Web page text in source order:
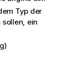
Typ der
ein